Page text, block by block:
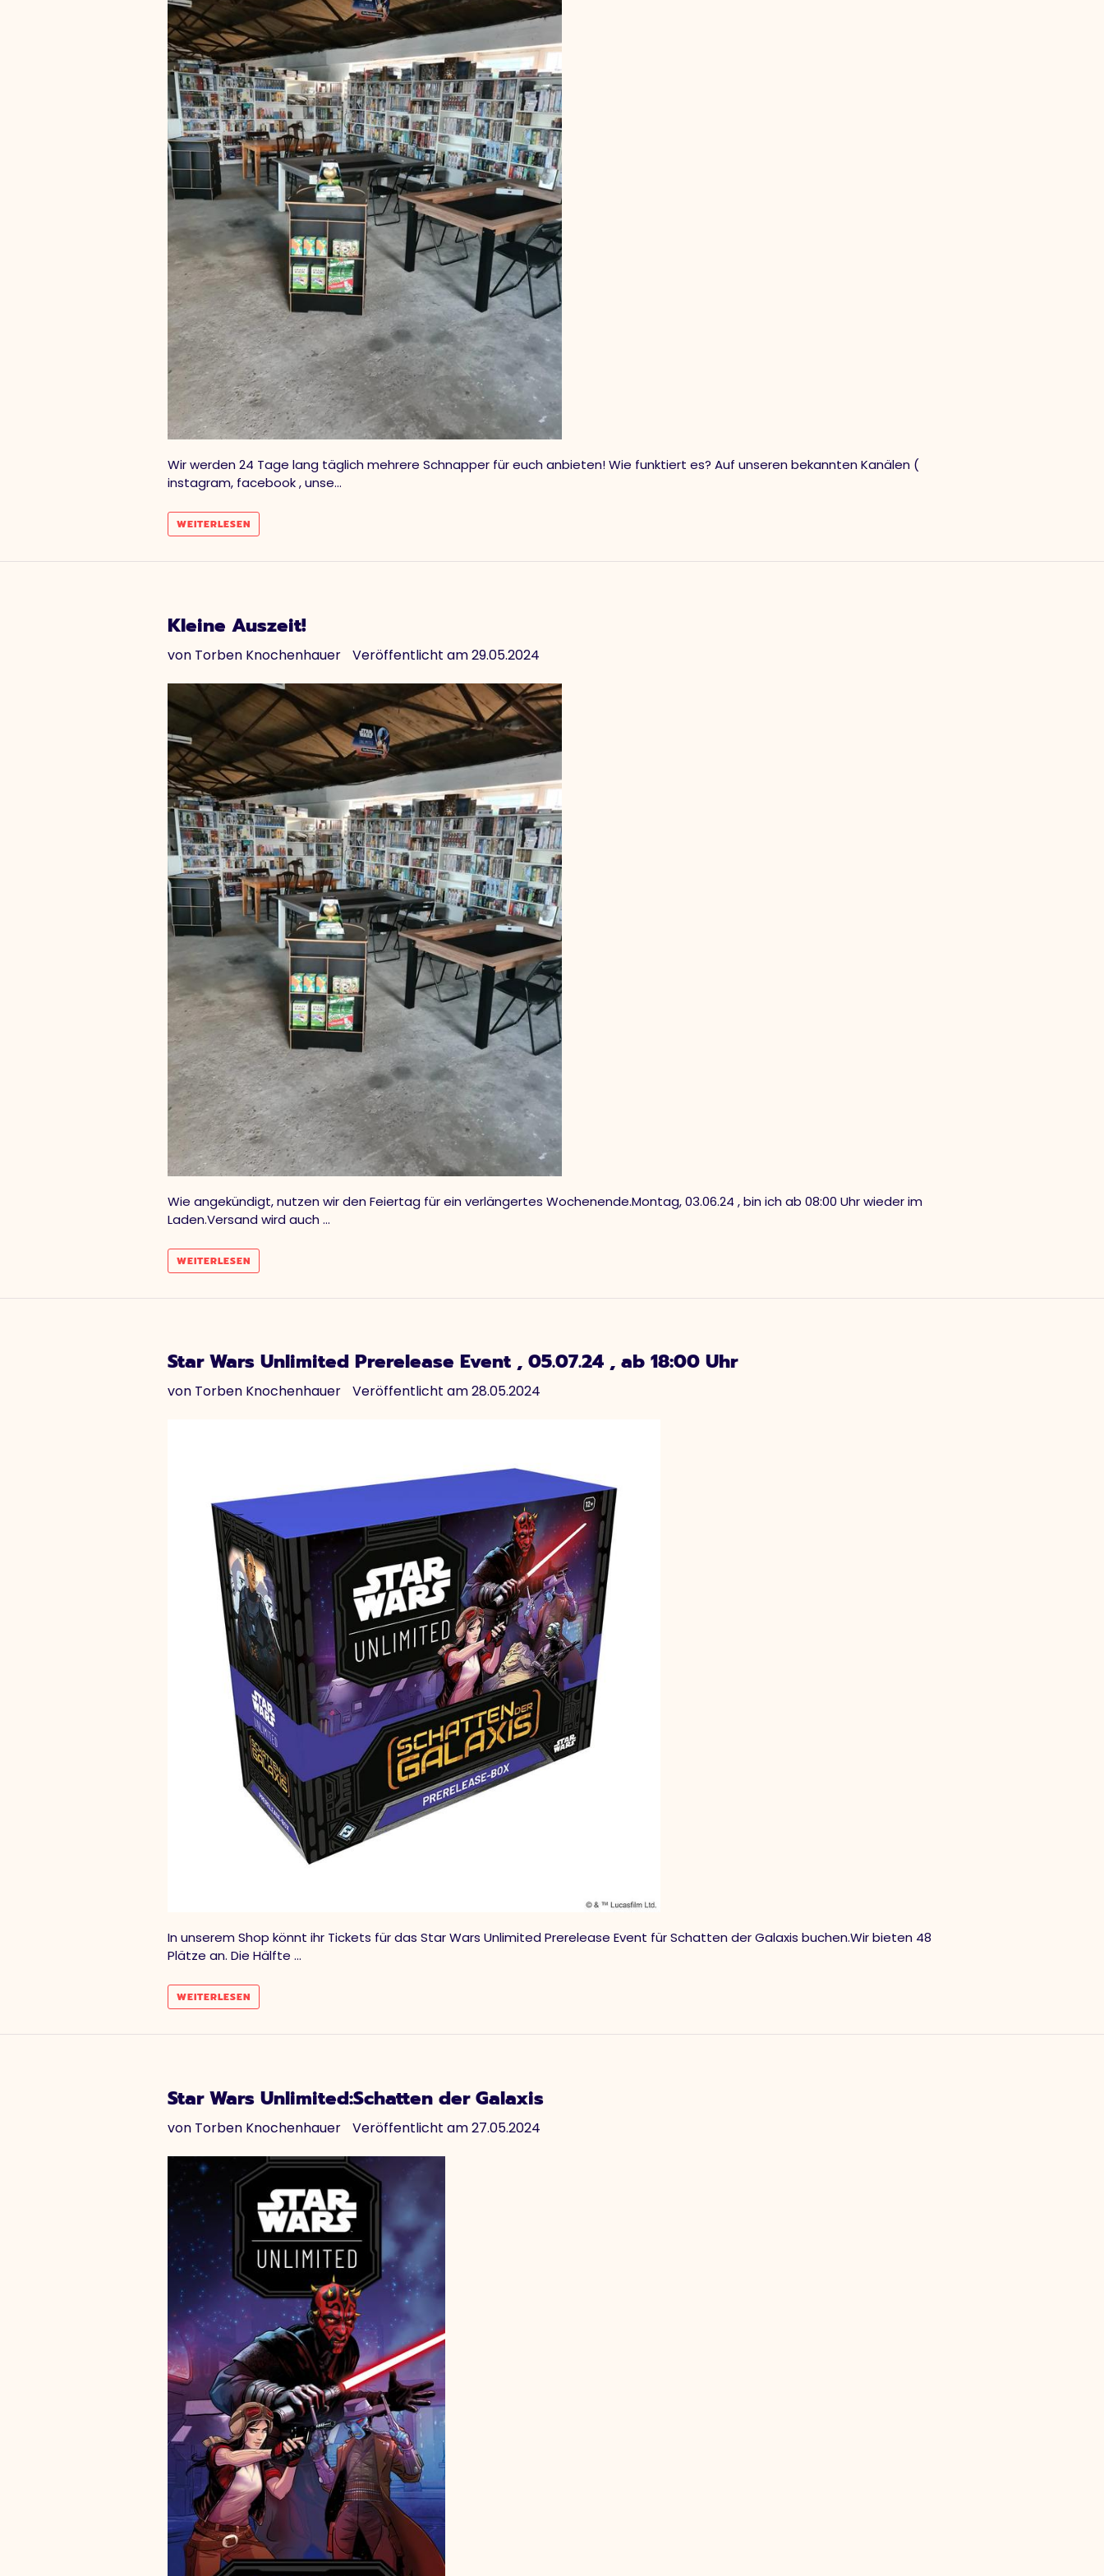
Wir werden 24 Tage lang täglich mehrere Schnapper für euch anbieten! Wie funktiert es? Auf unseren bekannten Kanälen (
instagram, facebook , unse...
WEITERLESEN
Kleine Auszeit!
von Torben Knochenhauer Veröffentlicht am 29.05.2024
Wie angekündigt, nutzen wir den Feiertag für ein verlängertes Wochenende.Montag, 03.06.24 , bin ich ab 08:00 Uhr wieder im
Laden.Versand wird auch ...
WEITERLESEN
Star Wars Unlimited Prerelease Event , 05.07.24 , ab 18:00 Uhr
von Torben Knochenhauer Veröffentlicht am 28.05.2024
In unserem Shop könnt ihr Tickets für das Star Wars Unlimited Prerelease Event für Schatten der Galaxis buchen.Wir bieten 48
Plätze an. Die Hälfte ...
WEITERLESEN
Star Wars Unlimited:Schatten der Galaxis
von Torben Knochenhauer Veröffentlicht am 27.05.2024